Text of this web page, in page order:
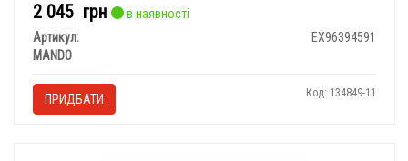
2 045 грн
в наявності
Артикул:
EX96394591
MANDO
ПРИДБАТИ Код: 134849-11